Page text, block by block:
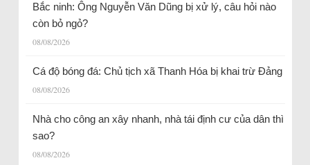
Bắc ninh: Ông Nguyễn Văn Dũng bị xử lý, câu hỏi nào
còn bỏ ngỏ?
08/08/2026
Cá độ bóng đá: Chủ tịch xã Thanh Hóa bị khai trừ Đảng
08/08/2026
Nhà cho công an xây nhanh, nhà tái định cư của dân thì
sao?
08/08/2026